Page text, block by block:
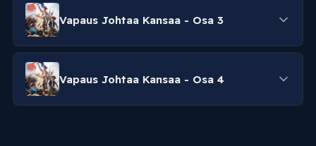
Vapaus Johtaa Kansaa - Osa 3
Vapaus Johtaa Kansaa - Osa 4